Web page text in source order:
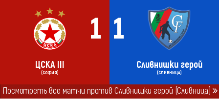
1 1
ЦСКА III
(СОФИЯ)
Сливнишки герой
(СЛИВНИЦА)
Посмотреть все матчи против Сливнишки герой (Сливница)
ГЛАВНАЯ СЕЗОНЫ 2024/25
ЮГО-ЗАПАДНАЯ ТРЕТЬЯ ЛИГА 2024/25